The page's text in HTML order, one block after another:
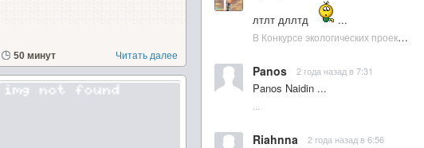
50 минут Читать далее
лтлт дллтд
...
В Конкурсе экологических проектов в Подмосковье активно участвовала молодежь :: NewsRbk.ru...
Panos 2 года назад в 7:31
Panos Naidin ...
Riahnna 2 года назад в 6:56